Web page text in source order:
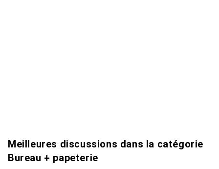
Meilleures discussions dans la catégorie
Bureau + papeterie